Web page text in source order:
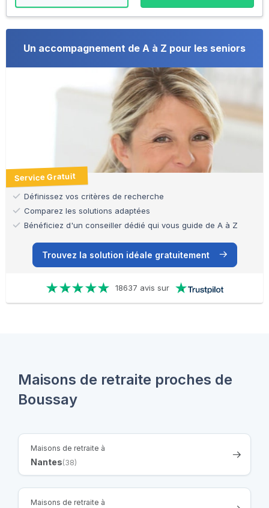
Un accompagnement de A à Z pour les seniors
Service Gratuit
Définissez vos critères de recherche
Comparez les solutions adaptées
Bénéficiez d'un conseiller dédié qui vous guide de A à Z
Trouvez la solution idéale gratuitement
18637 avis sur
Maisons de retraite proches de
Boussay
Maisons de retraite à
Nantes(38)
Maisons de retraite à